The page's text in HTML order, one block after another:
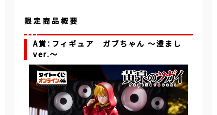
限定商品概要
A賞：フィギュア ガブちゃん ～澄まし
ver.～